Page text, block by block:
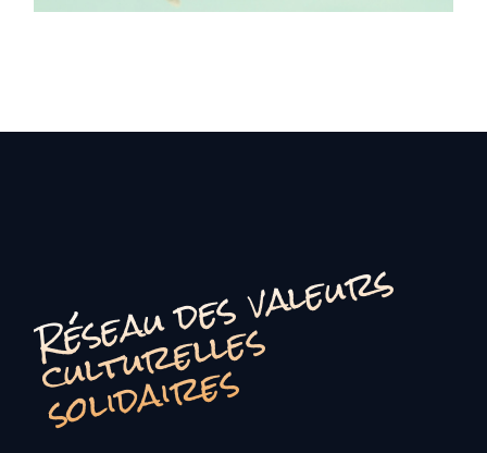
R
é
s
e
a
u
d
e
s
v
a
l
e
u
r
s
c
u
l
t
u
r
e
l
l
e
s
s
o
li
d
ai
r
e
s